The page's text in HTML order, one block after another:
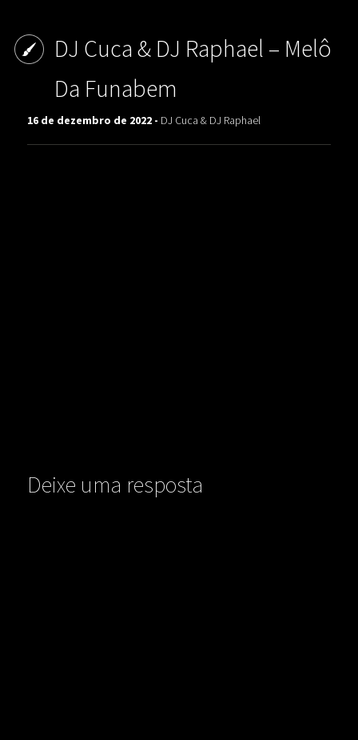
DJ Cuca & DJ Raphael – Melô
Da Funabem
16 de dezembro de 2022 - DJ Cuca & DJ Raphael
Deixe uma resposta